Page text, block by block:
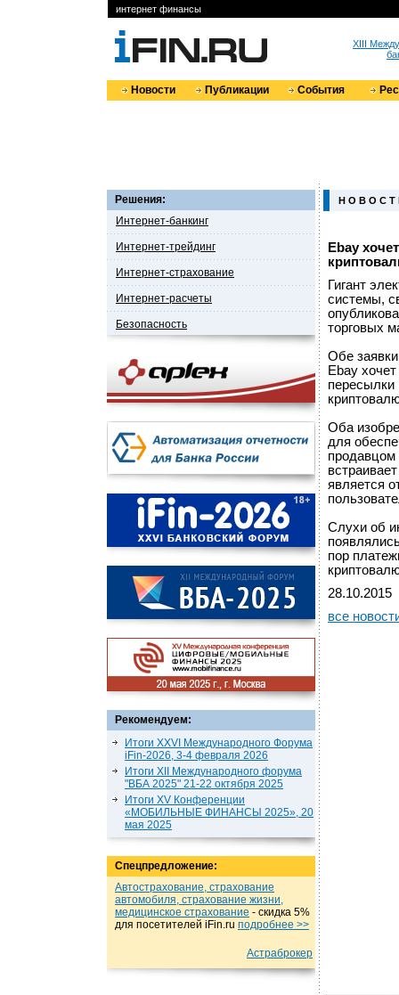
интернет финансы
XIII
Новости Публикации События
Решения:
Интернет-банкинг
Интернет-трейдинг
Интернет-страхование
Интернет-расчеты
Безопасность
Рекомендуем:
Итоги XXVI Международного Форума
iFin-2026, 3-4 февраля 2026
Итоги XII Международного форума
"ВБА 2025" 21-22 октября 2025
Итоги XV Конференции
«МОБИЛЬНЫЕ ФИНАНСЫ 2025», 20
мая 2025
Спецпредложение:
Автострахование, страхование
автомобиля, страхование жизни,
медицинское страхование - cкидка 5%
для посетителей iFin.ru подробнеe >>
Астраброкер
Н О В О С Т
Ebay
Гигант
системы,
торговых
Обе
Ebay
пересылки
Оба
для
продавцом
является
Слухи об
пор
28.10.2015
все